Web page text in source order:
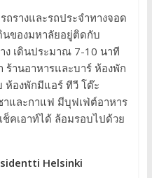
ถรางและรถประจำทางจอด
นของมหาลัยอยู่ติดกับ
ง เดินประมาณ 7-10 นาที
ร้านอาหารและบาร์ ห้องพัก
ห้องพักมีแอร์ ทีวี โต๊ะ
และกาแฟ มีบุฟเฟ่ต์อาหาร
ช็คเอาท์ได้ ล้อมรอบไปด้วย
Helsinki